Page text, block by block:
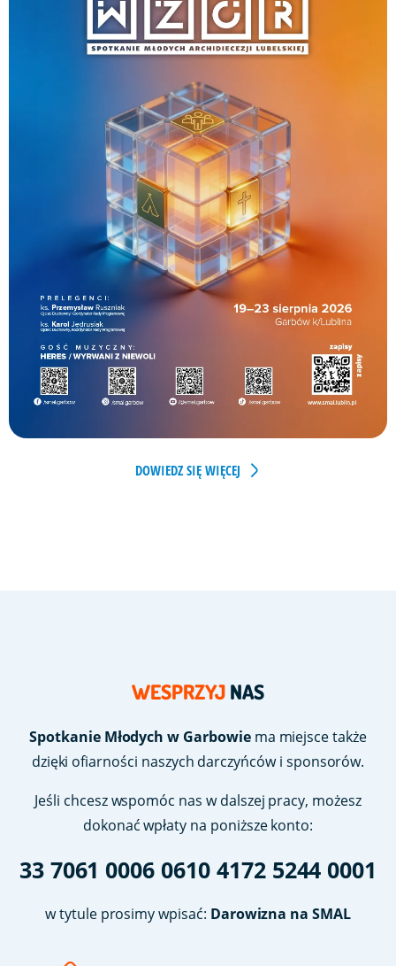
DOWIEDZ SIĘ WIĘCEJ
WESPRZYJNAS
Spotkanie Młodych w Garbowiema miejsce także
dzięki ofiarności naszych darczyńców i sponsorów.
Jeśli chcesz wspomóc nas w dalszej pracy, możesz
dokonać wpłaty na poniższe konto:
33 7061 0006 0610 4172 5244 0001
w tytule prosimy wpisać: Darowizna na SMAL